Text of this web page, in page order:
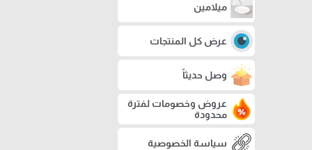
ميلامين
عرض كل المنتجات
وصل حديثاً
عروض وخصومات لفترة
محدودة
سياسة الخصوصية